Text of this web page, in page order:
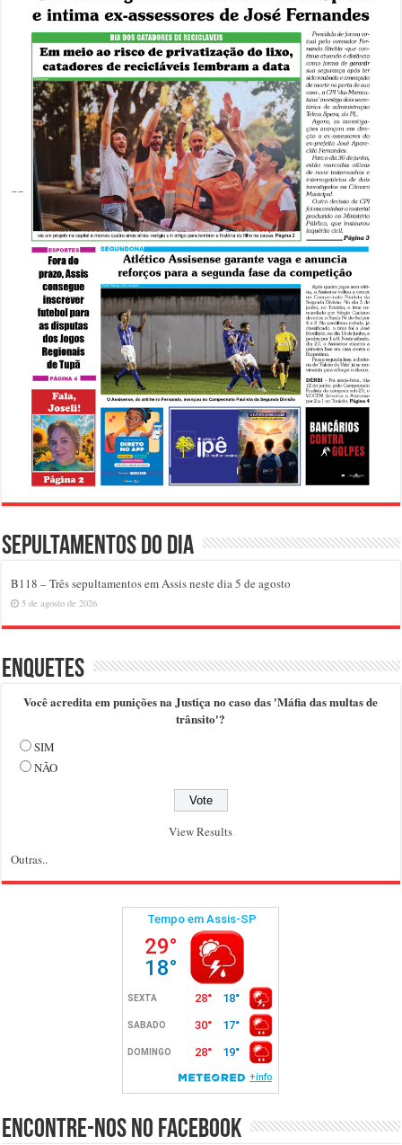
Sepultamentos do dia
B118 – Três sepultamentos em Assis neste dia 5 de agosto
5 de agosto de 2026
Enquetes
Você acredita em punições na Justiça no caso das 'Máfia das multas de
trânsito'?
SIM
NÃO
View Results
Outras..
Encontre-nos no Facebook